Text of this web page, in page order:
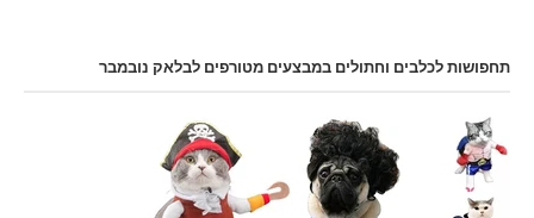
תחפושות לכלבים וחתולים במבצעים מטורפים לבלאק נובמבר